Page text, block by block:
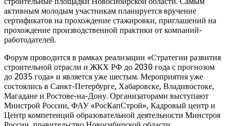
активным молодым участникам планируется вручение
сертификатов на прохождение стажировки, приглашений на
прохождение производственной практики от компаний-
работодателей.
Форум проводится в рамках реализации «Стратегии развития
строительной отрасли и ЖКХ РФ до 2030 года с прогнозом
до 2035 года» и является уже шестым. Мероприятия уже
состоялись в Санкт-Петербурге, Хабаровске, Владивостоке,
Магадане и Ростове-на-Дону. Организаторами выступают
Минстрой России, ФАУ «РосКапСтрой», Кадровый центр и
Центр компетенций образовательной деятельности Минстроя